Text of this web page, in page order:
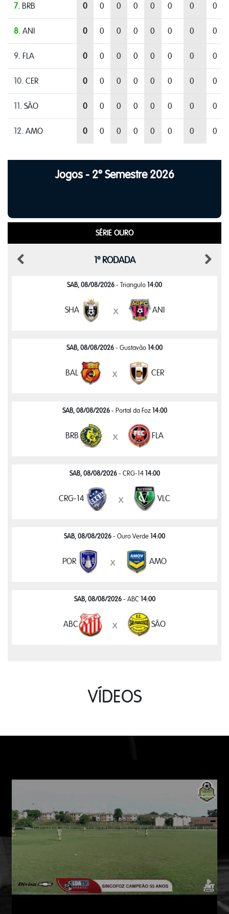
7. BRB 0 0 0 0 0 0 0 0
8. ANI 0 0 0 0 0 0 0 0
9. FLA 0 0 0 0 0 0 0 0
10. CER 0 0 0 0 0 0 0 0
11. SÃO 0 0 0 0 0 0 0 0
12. AMO 0 0 0 0 0 0 0 0
Jogos - 2º Semestre 2026
SÉRIE OURO
1º RODADA
SAB, 08/08/2026 - Triangulo 14:00
SHA x ANI
SAB, 08/08/2026 - Gustavão 14:00
BAL x CER
SAB, 08/08/2026- Portal da Foz 14:00
BRB x FLA
SAB, 08/08/2026- CRG-14 14:00
CRG-14 x VLC
SAB, 08/08/2026 - Ouro Verde 14:00
POR x AMO
SAB, 08/08/2026- ABC 14:00
ABC x SÃO
VÍDEOS